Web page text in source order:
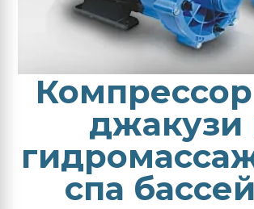
джакузи
спа